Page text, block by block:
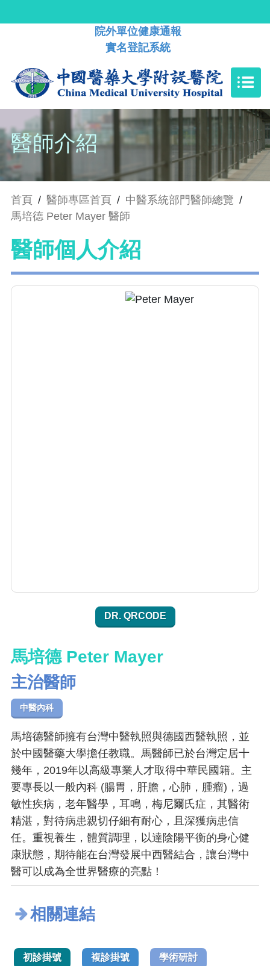
院外單位健康通報
實名登記系統
醫師介紹
首頁 / 醫師專區首頁 / 中醫系統部門醫師總覽 /
馬培德 Peter Mayer 醫師
醫師個人介紹
DR. QRCODE
馬培德 Peter Mayer
主治醫師
中醫內科
馬培德醫師擁有台灣中醫執照與德國西醫執照，並
於中國醫藥大學擔任教職。馬醫師已於台灣定居十
幾年，2019年以高級專業人才取得中華民國籍。主
要專長以一般內科 (腸胃，肝膽，心肺，腫瘤)，過
敏性疾病，老年醫學，耳鳴，梅尼爾氏症，其醫術
精湛，對待病患親切仔細有耐心，且深獲病患信
任。重視養生，體質調理，以達陰陽平衡的身心健
康狀態，期待能在台灣發展中西醫結合，讓台灣中
醫可以成為全世界醫療的亮點！
相關連結
初診掛號 複診掛號 學術研討